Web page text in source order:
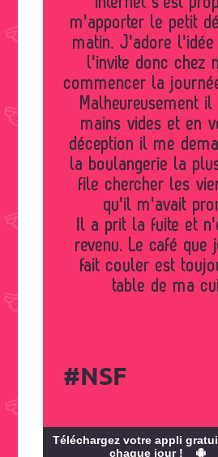
m'apporter le petit
matin. J'adore
l'invite donc chez
commencer la
Malheureusement
mains vides et en
déception il me
la boulangerie la
file chercher les
qu'il m'avait
Il a prit la fuite et
revenu. Le café que
fait couler est
table de ma
#NSF
Téléchargez votre appli
chaque jour !